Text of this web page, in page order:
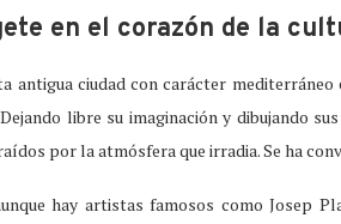
en el corazón de la
antigua ciudad con carácter
libre su imaginación y dibujando
por la atmósfera que irradia. Se ha
hay artistas famosos como Josep